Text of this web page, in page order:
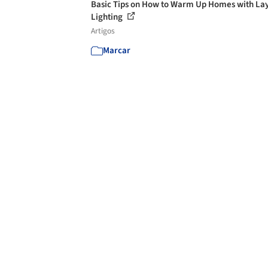
Basic Tips on How to Warm Up Homes with
Lighting
Artigos
Marcar